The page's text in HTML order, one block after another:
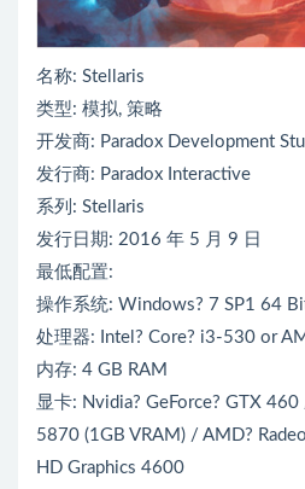
名称: Stellaris
类型: 模拟, 策略
开发商: Paradox Development
发行商: Paradox Interactive
系列: Stellaris
发行日期: 2016 年 5 月 9 日
最低配置:
操作系统: Windows? 7 SP1 64
处理器: Intel? Core? i3-530 or
内存: 4 GB RAM
显卡: Nvidia? GeForce? GTX
5870 (1GB VRAM) / AMD?
HD Graphics 4600